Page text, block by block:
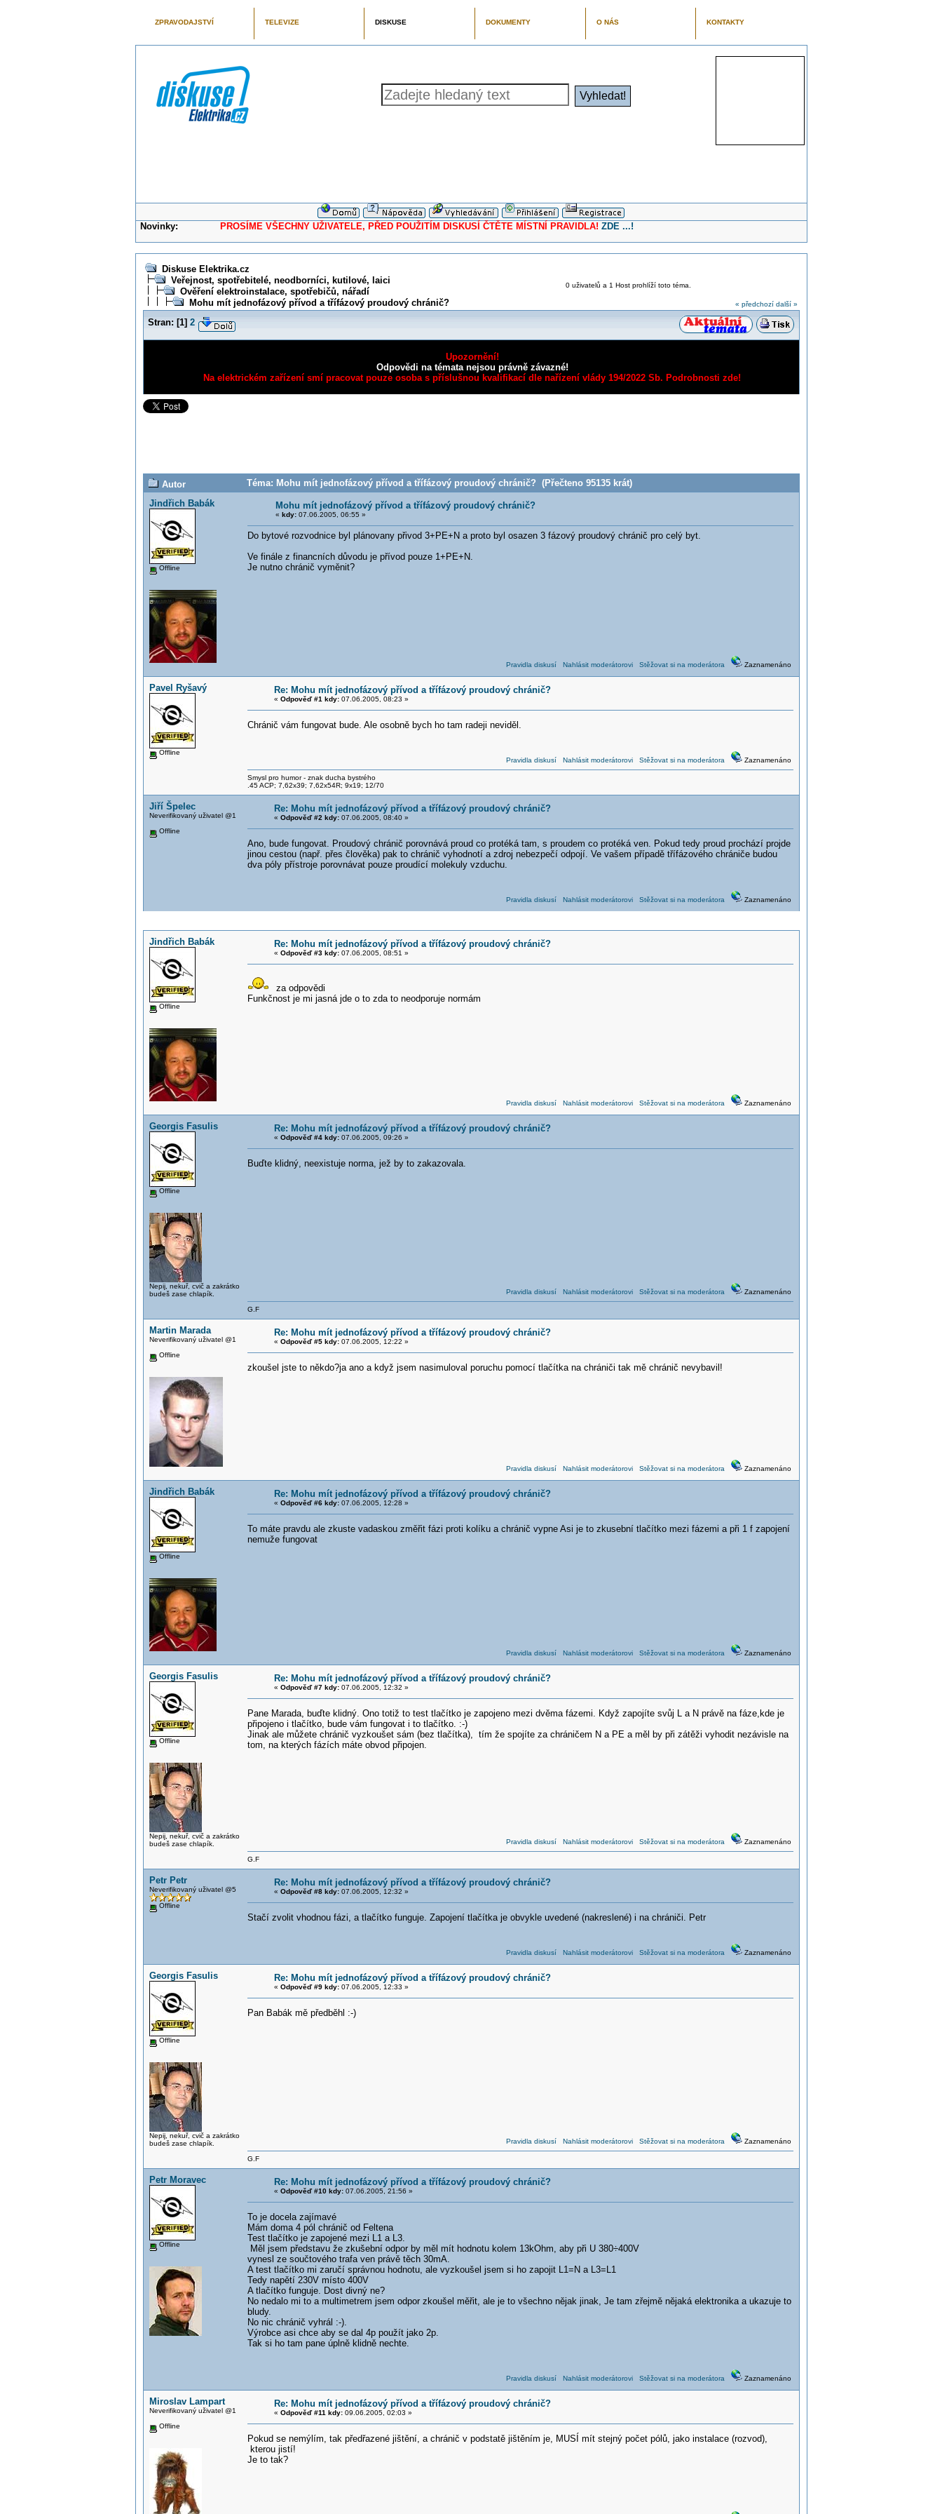
ZPRAVODAJSTVÍ TELEVIZE DISKUSE DOKUMENTY O NÁS KONTAKTY
Novinky: PROSÍME VŠECHNY UŽIVATELE, PŘED POUŽITÍM DISKUSÍ ČTĚTE MÍSTNÍ PRAVIDLA! ZDE ...!
Diskuse Elektrika.cz
Veřejnost, spotřebitelé, neodborníci, kutilové, laici
Ověření elektroinstalace, spotřebičů, nářadí
Mohu mít jednofázový přívod a třífázový proudový chránič?
0 uživatelů a 1 Host prohlíží toto téma.
« předchozí další »
Stran: [1] 2
Upozornění!
Odpovědi na témata nejsou právně závazné!
Na elektrickém zařízení smí pracovat pouze osoba s příslušnou kvalifikací dle nařízení vlády 194/2022 Sb. Podrobnosti zde!
Autor
Téma: Mohu mít jednofázový přívod a třífázový proudový chránič? (Přečteno 95135 krát)
Jindřich Babák
Offline
Mohu mít jednofázový přívod a třífázový proudový chránič?
« kdy:07.06.2005, 06:55 »
Do bytové rozvodnice byl plánovany přivod 3+PE+N a proto byl osazen 3 fázový proudový chránič pro celý byt.
Ve finále z financních důvodu je přívod pouze 1+PE+N.
Je nutno chránič vyměnit?
Pravidla diskusí Nahlásit moderátorovi Stěžovat si na moderátora Zaznamenáno
Pavel Ryšavý
Offline
Re: Mohu mít jednofázový přívod a třífázový proudový chránič?
« Odpověď #1 kdy:07.06.2005, 08:23 »
Chránič vám fungovat bude. Ale osobně bych ho tam radeji neviděl.
Pravidla diskusí Nahlásit moderátorovi Stěžovat si na moderátora Zaznamenáno
Smysl pro humor - znak ducha bystrého
.45 ACP; 7,62x39; 7,62x54R; 9x19; 12/70
Jiří Špelec
Neverifikovaný uživatel @1
Offline
Re: Mohu mít jednofázový přívod a třífázový proudový chránič?
« Odpověď #2 kdy:07.06.2005, 08:40 »
Ano, bude fungovat. Proudový chránič porovnává proud co protéká tam, s proudem co protéká ven. Pokud tedy proud prochází projde
jinou cestou (např. přes člověka) pak to chránič vyhodnotí a zdroj nebezpečí odpojí. Ve vašem případě třífázového chrániče budou
dva póly přístroje porovnávat pouze proudící molekuly vzduchu.
Pravidla diskusí Nahlásit moderátorovi Stěžovat si na moderátora Zaznamenáno
Jindřich Babák
Offline
Re: Mohu mít jednofázový přívod a třífázový proudový chránič?
« Odpověď #3 kdy:07.06.2005, 08:51 »
za odpovědi
Funkčnost je mi jasná jde o to zda to neodporuje normám
Pravidla diskusí Nahlásit moderátorovi Stěžovat si na moderátora Zaznamenáno
Georgis Fasulis
Offline
Nepij, nekuř, cvič a zakrátko
budeš zase chlapík.
Re: Mohu mít jednofázový přívod a třífázový proudový chránič?
« Odpověď #4 kdy:07.06.2005, 09:26 »
Buďte klidný, neexistuje norma, jež by to zakazovala.
Pravidla diskusí Nahlásit moderátorovi Stěžovat si na moderátora Zaznamenáno
G.F
Martin Marada
Neverifikovaný uživatel @1
Offline
Re: Mohu mít jednofázový přívod a třífázový proudový chránič?
« Odpověď #5 kdy:07.06.2005, 12:22 »
zkoušel jste to někdo?ja ano a když jsem nasimuloval poruchu pomocí tlačítka na chrániči tak mě chránič nevybavil!
Pravidla diskusí Nahlásit moderátorovi Stěžovat si na moderátora Zaznamenáno
Jindřich Babák
Offline
Re: Mohu mít jednofázový přívod a třífázový proudový chránič?
« Odpověď #6 kdy:07.06.2005, 12:28 »
To máte pravdu ale zkuste vadaskou změřit fázi proti kolíku a chránič vypne Asi je to zkusební tlačítko mezi fázemi a při 1 f zapojení
nemuže fungovat
Pravidla diskusí Nahlásit moderátorovi Stěžovat si na moderátora Zaznamenáno
Georgis Fasulis
Offline
Nepij, nekuř, cvič a zakrátko
budeš zase chlapík.
Re: Mohu mít jednofázový přívod a třífázový proudový chránič?
« Odpověď #7 kdy:07.06.2005, 12:32 »
Pane Marada, buďte klidný. Ono totiž to test tlačítko je zapojeno mezi dvěma fázemi. Když zapojíte svůj L a N právě na fáze,kde je
připojeno i tlačítko, bude vám fungovat i to tlačítko. :-)
Jinak ale můžete chránič vyzkoušet sám (bez tlačítka), tím že spojíte za chráničem N a PE a měl by při zátěži vyhodit nezávisle na
tom, na kterých fázích máte obvod připojen.
Pravidla diskusí Nahlásit moderátorovi Stěžovat si na moderátora Zaznamenáno
G.F
Petr Petr
Neverifikovaný uživatel @5
Offline
Re: Mohu mít jednofázový přívod a třífázový proudový chránič?
« Odpověď #8 kdy:07.06.2005, 12:32 »
Stačí zvolit vhodnou fázi, a tlačítko funguje. Zapojení tlačítka je obvykle uvedené (nakreslené) i na chrániči. Petr
Pravidla diskusí Nahlásit moderátorovi Stěžovat si na moderátora Zaznamenáno
Georgis Fasulis
Offline
Nepij, nekuř, cvič a zakrátko
budeš zase chlapík.
Re: Mohu mít jednofázový přívod a třífázový proudový chránič?
« Odpověď #9 kdy:07.06.2005, 12:33 »
Pan Babák mě předběhl :-)
Pravidla diskusí Nahlásit moderátorovi Stěžovat si na moderátora Zaznamenáno
G.F
Petr Moravec
Offline
Re: Mohu mít jednofázový přívod a třífázový proudový chránič?
« Odpověď #10 kdy:07.06.2005, 21:56 »
To je docela zajímavé
Mám doma 4 pól chránič od Feltena
Test tlačítko je zapojené mezi L1 a L3.
Měl jsem představu že zkušební odpor by měl mít hodnotu kolem 13kOhm, aby při U 380÷400V
vynesl ze součtového trafa ven právě těch 30mA.
A test tlačítko mi zaručí správnou hodnotu, ale vyzkoušel jsem si ho zapojit L1=N a L3=L1
Tedy napětí 230V místo 400V
A tlačítko funguje. Dost divný ne?
No nedalo mi to a multimetrem jsem odpor zkoušel měřit, ale je to všechno nějak jinak, Je tam zřejmě nějaká elektronika a ukazuje to
bludy.
No nic chránič vyhrál :-).
Výrobce asi chce aby se dal 4p použít jako 2p.
Tak si ho tam pane úplně klidně nechte.
Pravidla diskusí Nahlásit moderátorovi Stěžovat si na moderátora Zaznamenáno
Miroslav Lampart
Neverifikovaný uživatel @1
Offline
Re: Mohu mít jednofázový přívod a třífázový proudový chránič?
« Odpověď #11 kdy:09.06.2005, 02:03 »
Pokud se nemýlím, tak předřazené jištění, a chránič v podstatě jištěním je, MUSÍ mít stejný počet pólů, jako instalace (rozvod),
kterou jistí!
Je to tak?